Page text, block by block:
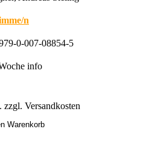
n
0-007-08854-5
info
zzgl. Versandkosten